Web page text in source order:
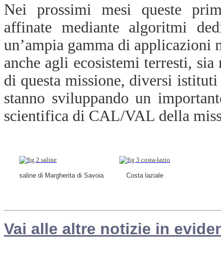
Nei prossimi mesi queste
affinate mediante algoritmi
un’ampia gamma di applicazioni
anche agli ecosistemi terresti,
di questa missione, diversi
stanno sviluppando un
scientifica di CAL/VAL della
saline di Margherita di Savoia Costa laziale
Vai alle altre notizie in